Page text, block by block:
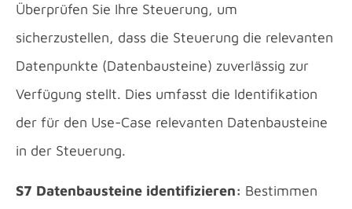
Überprüfen Sie Ihre Steuerung, um
sicherzustellen, dass die Steuerung die relevanten
Datenpunkte (Datenbausteine) zuverlässig zur
Verfügung stellt. Dies umfasst die Identifikation
der für den Use-Case relevanten Datenbausteine
in der Steuerung.
S7 Datenbausteine identifizieren: Bestimmen